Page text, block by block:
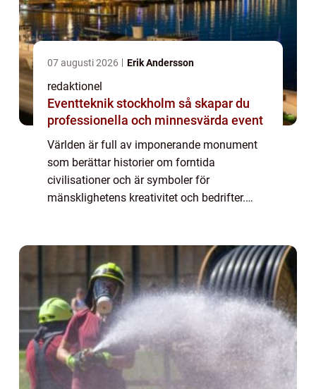
07 augusti 2026 Erik Andersson
redaktionel
Eventteknik stockholm så skapar du
professionella och minnesvärda event
Världen är full av imponerande monument
som berättar historier om forntida
civilisationer och är symboler för
mänsklighetens kreativitet och bedrifter.